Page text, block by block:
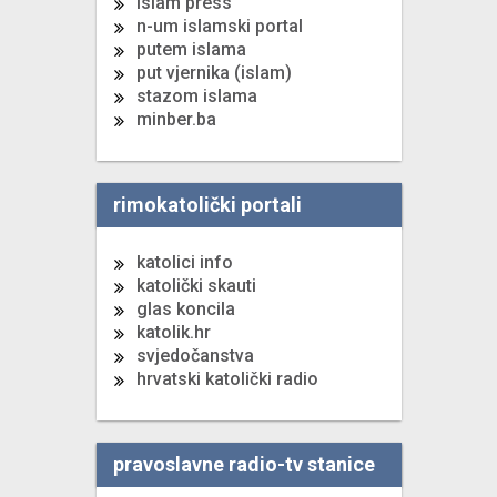
n-um islamski portal
putem islama
put vjernika (islam)
stazom islama
minber.ba
rimokatolički portali
katolici info
katolički skauti
glas koncila
katolik.hr
svjedočanstva
hrvatski katolički radio
pravoslavne radio-tv stanice